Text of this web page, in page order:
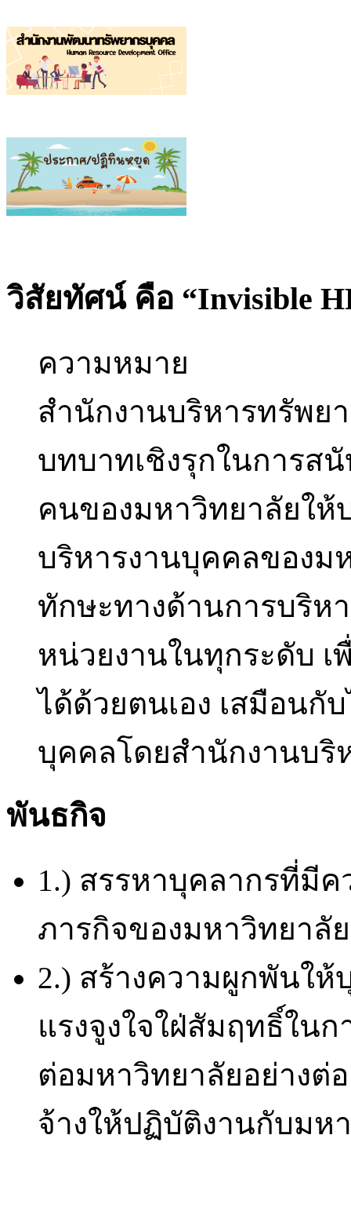
วิสัยทัศน์ คือ “Invisible
ความหมาย
สำนักงานบริหารทรัพย
บทบาทเชิงรุกในการส
คนของมหาวิทยาลัยให้
บริหารงานบุคคลของม
ทักษะทางด้านการบริห
หน่วยงานในทุกระดับ
ได้ด้วยตนเอง เสมือนกั
บุคคลโดยสำนักงานบริ
พันธกิจ
1.) สรรหาบุคลากรที่มี
ภารกิจของมหาวิทยาลั
2.) สร้างความผูกพันใ
แรงจูงใจใฝ่สัมฤทธิ์ใน
ต่อมหาวิทยาลัยอย่างต่
จ้างให้ปฏิบัติงานกับมห